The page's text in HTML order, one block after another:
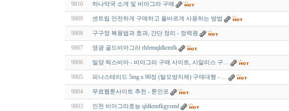
9810 하나약국 소개 및 비아그라 구매
9809 센트립 안전하게 구매하고 올바르게 사용하는 방법
9808 구구정 복용법과 효과, 간단 정리 - 정력원
9807 영광 골드비아그라 rhfemqldkrmfk
9806 밀양 럭스비아 - 비아그라 구매 사이트, 시알리스 구…
9805 피나스테리드 5mg x 90정 (탈모방지제) 구매대행 - …
9804 무료웹툰사이트 추천 - 툰인포
9803 인천 비아그라효능 qldkrmfkgysmd